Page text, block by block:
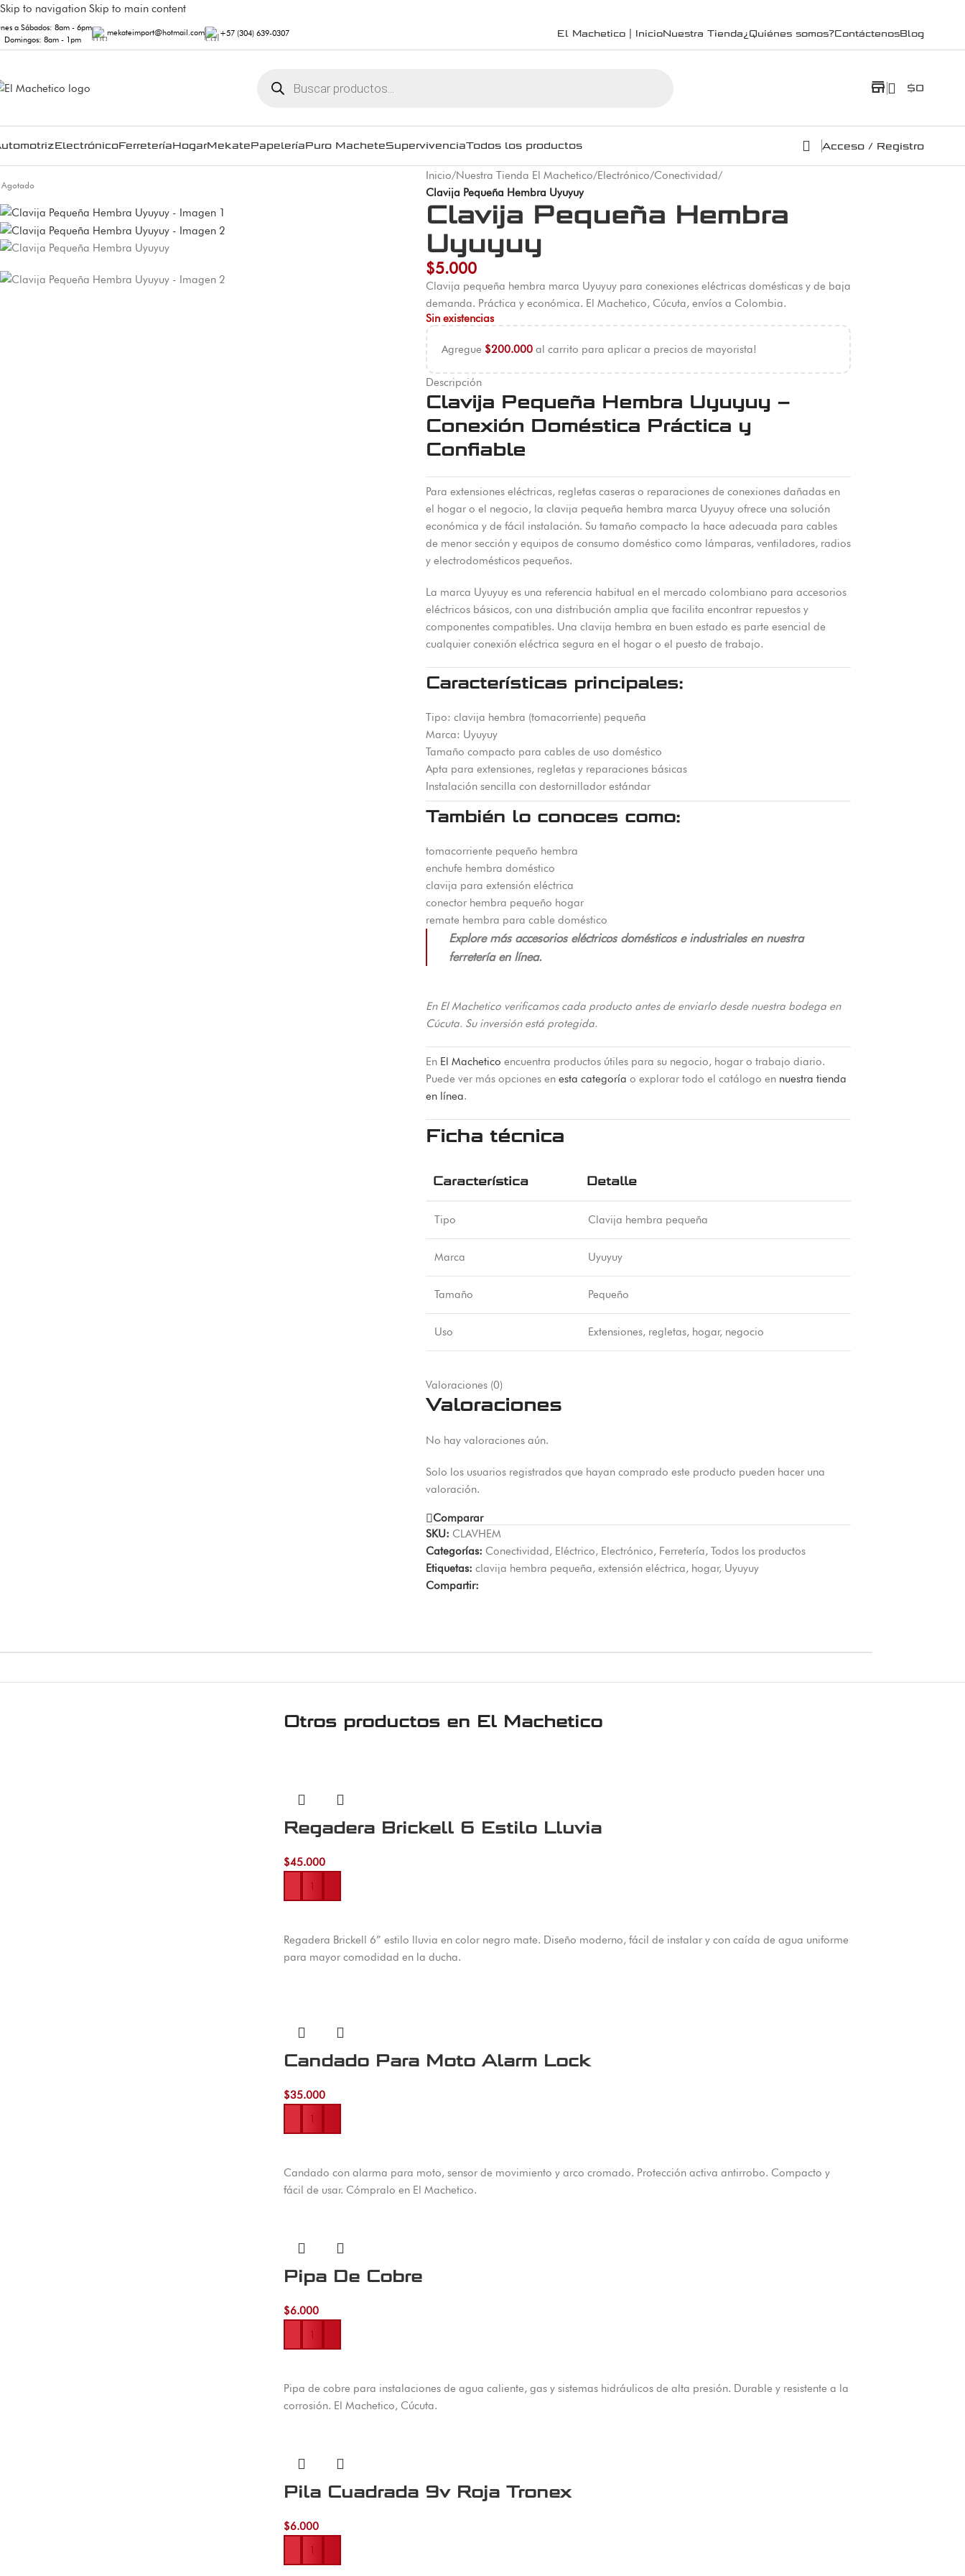
Skip to navigation Skip to main content
a Sábados: 8am - 6pm
Domingos: 8am - 1pm
mekateimport@hotmail.com +57 (304) 639-0307 El Machetico | InicioNuestra Tienda¿Quiénes somos?ContáctenosBlog
store $0
ElectrónicoFerreteríaHogarMekatePapeleríaPuro MacheteSupervivenciaTodos los productos Acceso / Registro
Agotado
Inicio/Nuestra Tienda El Machetico/Electrónico/Conectividad/
Clavija Pequeña Hembra Uyuyuy
Clavija Pequeña Hembra
Uyuyuy
$5.000
Clavija pequeña hembra marca Uyuyuy para conexiones eléctricas domésticas y de baja
demanda. Práctica y económica. El Machetico, Cúcuta, envíos a Colombia.
Sin existencias
Agregue $200.000al carrito para aplicar a precios de mayorista!
Descripción
Clavija Pequeña Hembra Uyuyuy –
Conexión Doméstica Práctica y
Confiable
Para extensiones eléctricas, regletas caseras o reparaciones de conexiones dañadas en
el hogar o el negocio, la clavija pequeña hembra marca Uyuyuy ofrece una solución
económica y de fácil instalación. Su tamaño compacto la hace adecuada para cables
de menor sección y equipos de consumo doméstico como lámparas, ventiladores, radios
y electrodomésticos pequeños.
La marca Uyuyuy es una referencia habitual en el mercado colombiano para accesorios
eléctricos básicos, con una distribución amplia que facilita encontrar repuestos y
componentes compatibles. Una clavija hembra en buen estado es parte esencial de
cualquier conexión eléctrica segura en el hogar o el puesto de trabajo.
Características principales:
Tipo: clavija hembra (tomacorriente) pequeña
Marca: Uyuyuy
Tamaño compacto para cables de uso doméstico
Apta para extensiones, regletas y reparaciones básicas
Instalación sencilla con destornillador estándar
También lo conoces como:
tomacorriente pequeño hembra
enchufe hembra doméstico
clavija para extensión eléctrica
conector hembra pequeño hogar
remate hembra para cable doméstico
Explore más accesorios eléctricos domésticos e industriales en nuestra
ferretería en línea.
En El Machetico verificamos cada producto antes de enviarlo desde nuestra bodega en
Cúcuta. Su inversión está protegida.
En El Machetico encuentra productos útiles para su negocio, hogar o trabajo diario.
Puede ver más opciones en esta categoría o explorar todo el catálogo en nuestra tienda
en línea.
Ficha técnica
Característica Detalle
Tipo Clavija hembra pequeña
Marca Uyuyuy
Tamaño Pequeño
Uso Extensiones, regletas, hogar, negocio
Valoraciones (0)
Valoraciones
No hay valoraciones aún.
Solo los usuarios registrados que hayan comprado este producto pueden hacer una
valoración.
Comparar
SKU: CLAVHEM
Categorías: Conectividad, Eléctrico, Electrónico, Ferretería, Todos los productos
Etiquetas: clavija hembra pequeña, extensión eléctrica, hogar, Uyuyuy
Compartir:
Otros productos en El Machetico
Regadera Brickell 6 Estilo Lluvia
$45.000
Regadera Brickell 6” estilo lluvia en color negro mate. Diseño moderno, fácil de instalar y con caída de agua uniforme
para mayor comodidad en la ducha.
Candado Para Moto Alarm Lock
$35.000
Candado con alarma para moto, sensor de movimiento y arco cromado. Protección activa antirrobo. Compacto y
fácil de usar. Cómpralo en El Machetico.
Pipa De Cobre
$6.000
Pipa de cobre para instalaciones de agua caliente, gas y sistemas hidráulicos de alta presión. Durable y resistente a la
corrosión. El Machetico, Cúcuta.
Pila Cuadrada 9v Roja Tronex
$6.000